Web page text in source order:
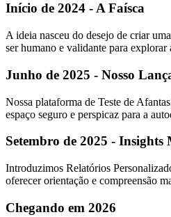
Início de 2024 - A Faísca
A ideia nasceu do desejo de criar
ser humano e validante para explorar
Junho de 2025 - Nosso
Nossa plataforma de Teste de
espaço seguro e perspicaz para a
Setembro de 2025 - Insights
Introduzimos Relatórios
oferecer orientação e compreensão
Chegando em 2026